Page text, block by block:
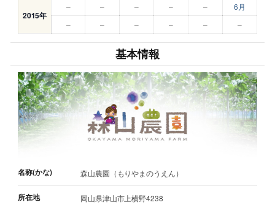
2015年
– – – – –
6月
–
– – – – –
基本情報
名称(かな) 森山農園（もりやまのうえん）
所在地 岡山県津山市上横野4238